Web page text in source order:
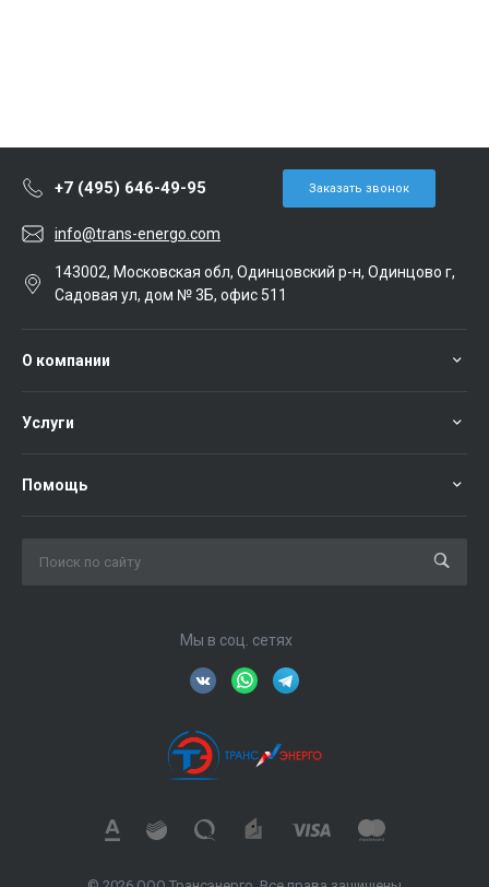
+7 (495) 646-49-95 Заказать звонок
info@trans-energo.com
143002, Московская обл, Одинцовский р-н, Одинцово г,
Садовая ул, дом № 3Б, офис 511
О компании
Услуги
Помощь
Мы в соц. сетях